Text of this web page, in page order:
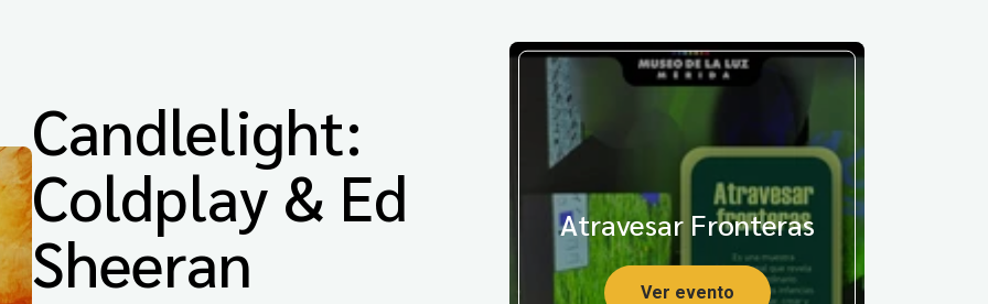
Candlelight:
Coldplay & Ed
Sheeran
Atravesar Fronteras
Ver evento